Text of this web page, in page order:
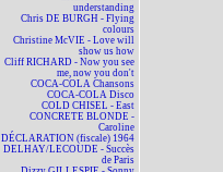
understanding
Chris DE BURGH - Flying
colours
Christine McVIE - Love will
show us how
Cliff RICHARD - Now you see
me, now you don't
COCA-COLA Chansons
COCA-COLA Disco
COLD CHISEL - East
CONCRETE BLONDE -
Caroline
DÉCLARATION (fiscale) 1964
DELHAY/LECOUDE - Succès
de Paris